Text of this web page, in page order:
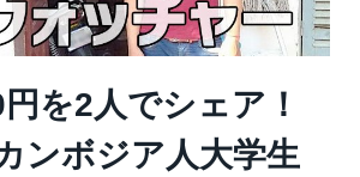
を2人でシェア！
ンボジア人大学生